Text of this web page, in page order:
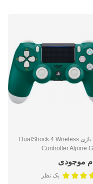
دسته بازی DualShock 4 Wireless
Controller Alpine
موجودی
یک نظر